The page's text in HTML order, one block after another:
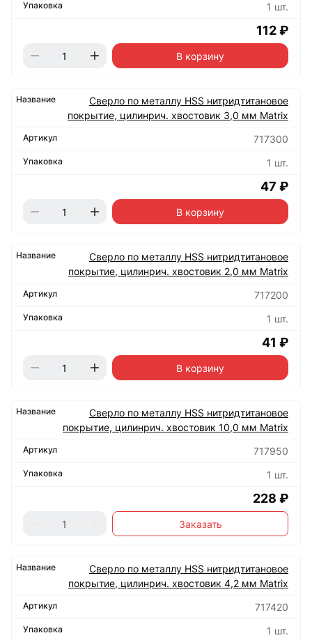
1 шт.
112 ₽
В корзину
Сверло по металлу HSS нитридтитановое
покрытие, цилинрич. хвостовик 3,0 мм Matrix
717300
1 шт.
47 ₽
В корзину
Сверло по металлу HSS нитридтитановое
покрытие, цилинрич. хвостовик 2,0 мм Matrix
717200
1 шт.
41 ₽
В корзину
Сверло по металлу HSS нитридтитановое
покрытие, цилинрич. хвостовик 10,0 мм Matrix
717950
1 шт.
228 ₽
Заказать
Сверло по металлу HSS нитридтитановое
покрытие, цилинрич. хвостовик 4,2 мм Matrix
717420
1 шт.